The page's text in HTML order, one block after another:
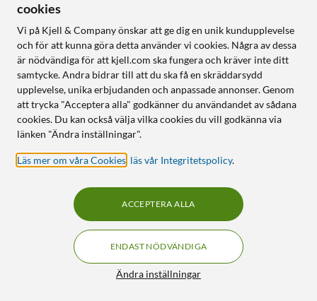
19990
Anpassat för mobilskal
Reptåligt 9H-härdat glas
Enkel montering med
applikator
Online: 100+ st
599:-
Med tangentbord och
styrplatta
Tvådelad design
Skyddar din iPad
Online: 100+ st
3
cookies
Vi på Kjell & Company önskar att ge dig en unik kundupplevelse
och för att kunna göra detta använder vi cookies. Några av dessa
är nödvändiga för att kjell.com ska fungera och kräver inte ditt
samtycke. Andra bidrar till att du ska få en skräddarsydd
upplevelse, unika erbjudanden och anpassade annonser. Genom
att trycka "Acceptera alla" godkänner du användandet av sådana
cookies. Du kan också välja vilka cookies du vill godkänna via
länken "Ändra inställningar".
Läs mer om våra Cookies läs vår Integritetspolicy.
Ändra inställningar
ENDAST NÖDVÄNDIGA
ACCEPTERA ALLA